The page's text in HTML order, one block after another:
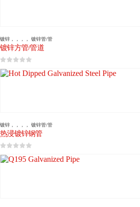
镀锌 镀锌管/管
镀锌方管/管道
镀锌 镀锌管/管
热浸镀锌钢管